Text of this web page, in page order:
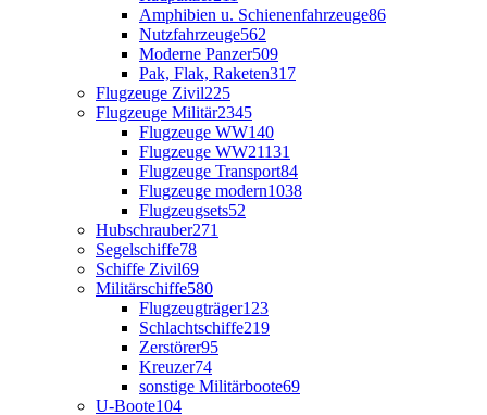
Amphibien u. Schienenfahrzeuge86
Nutzfahrzeuge562
Moderne Panzer509
Pak, Flak, Raketen317
Flugzeuge Zivil225
Flugzeuge Militär2345
Flugzeuge WW140
Flugzeuge WW21131
Flugzeuge Transport84
Flugzeuge modern1038
Flugzeugsets52
Hubschrauber271
Segelschiffe78
Schiffe Zivil69
Militärschiffe580
Flugzeugträger123
Schlachtschiffe219
Zerstörer95
Kreuzer74
sonstige Militärboote69
U-Boote104